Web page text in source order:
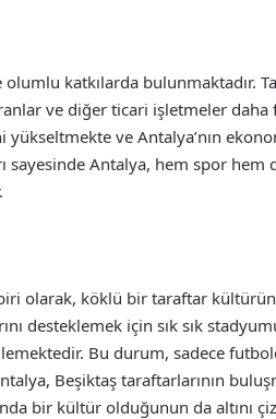
katkılarda bulunmaktadır.
ve diğer ticari işletmeler daha
ve Antalya’nın
sayesinde Antalya, hem spor hem
olarak, köklü bir taraftar
desteklemek için sık sık
Bu durum, sadece
Beşiktaş taraftarlarının
bir kültür olduğunun da altını